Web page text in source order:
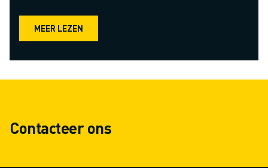
MEER LEZEN
Contacteer ons